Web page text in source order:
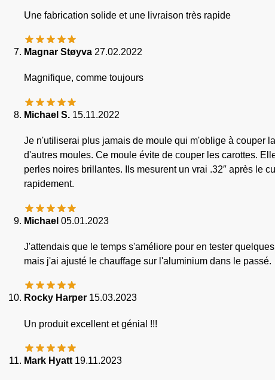
Une fabrication solide et une livraison très rapide
Magnar Støyva 27.02.2022
Magnifique, comme toujours
Michael S. 15.11.2022
Je n'utiliserai plus jamais de moule qui m'oblige à couper
d'autres moules. Ce moule évite de couper les carottes.
perles noires brillantes. Ils mesurent un vrai .32″ après le
rapidement.
Michael 05.01.2023
J'attendais que le temps s'améliore pour en tester
mais j'ai ajusté le chauffage sur l'aluminium dans le passé.
Rocky Harper 15.03.2023
Un produit excellent et génial !!!
Mark Hyatt 19.11.2023